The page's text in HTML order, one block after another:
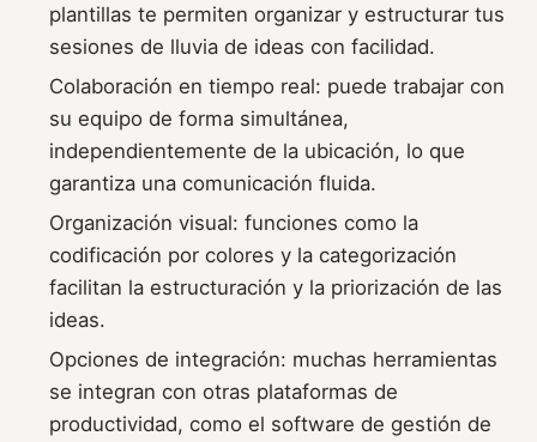
plantillas te permiten organizar y estructurar tus
sesiones de lluvia de ideas con facilidad.
Colaboración en tiempo real: puede trabajar con
su equipo de forma simultánea,
independientemente de la ubicación, lo que
garantiza una comunicación fluida.
Organización visual: funciones como la
codificación por colores y la categorización
facilitan la estructuración y la priorización de las
ideas.
Opciones de integración: muchas herramientas
se integran con otras plataformas de
productividad, como el software de gestión de